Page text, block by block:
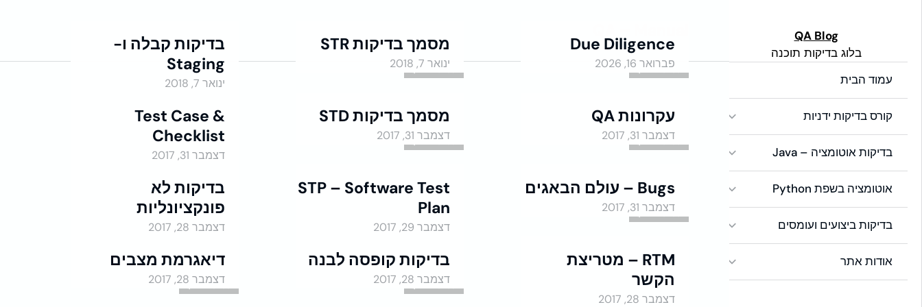
Global Side Menu
Width
Placeholder
QA - Manual
Due Diligence
פברואר 16, 2026 QA - Manual
מסמך בדיקות STR
ינואר 7, 2018 QA - Manual
בדיקות קבלה ו-
Staging
ינואר 7, 2018
QA - Manual
עקרונות QA
דצמבר 31, 2017 QA - Manual
מסמך בדיקות STD
דצמבר 31, 2017 QA - Manual
Test Case &
Checklist
דצמבר 31, 2017
QA - Manual
Bugs – עולם הבאגים
דצמבר 31, 2017 QA - Manual
STP – Software Test
Plan
דצמבר 29, 2017
QA - Manual
בדיקות לא
פונקציונליות
דצמבר 28, 2017
QA - Manual
RTM – מטריצת
הקשר
דצמבר 28, 2017
QA - Manual
בדיקות קופסה לבנה
דצמבר 28, 2017 QA - Manual
דיאגרמת מצבים
דצמבר 28, 2017
QA Blog
בלוג בדיקות תוכנה
עמוד הבית
קורס בדיקות ידניות
בדיקות אוטומציה – Java
אוטומציה בשפת Python
בדיקות ביצועים ועומסים
אודות אתר